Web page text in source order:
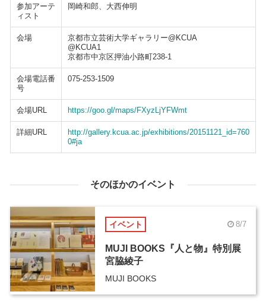
参加アーテ
ィスト
岡崎和郎、大西伸明
会場
京都市立芸術大学ギャラリー@KCUA
@KCUA1
京都市中京区押油小路町238-1
会場電話番
号
075-253-1509
会場URL https://goo.gl/maps/FXyzLjYFWmt
詳細URL
http://gallery.kcua.ac.jp/exhibitions/20151121_id=760
0#ja
そのほかのイベント
イベント 8/7
MUJI BOOKS『人と物』特別展
宮脇綾子
MUJI BOOKS